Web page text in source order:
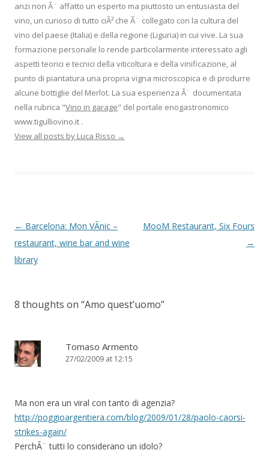
anzi non Ã¨ affatto un esperto ma piuttosto un entusiasta del
vino, un curioso di tutto ciÃ² che Ã¨ collegato con la cultura del
vino del paese (Italia) e della regione (Liguria) in cui vive. La sua
formazione personale lo rende particolarmente interessato agli
aspetti teorici e tecnici della viticoltura e della vinificazione, al
punto di piantatura una propria vigna microscopica e di produrre
alcune bottiglie del Merlot. La sua esperienza Ã¨ documentata
nella rubrica "Vino in garage" del portale enogastronomico
www.tigulliovino.it .
View all posts by Luca Risso →
Post
navigation
← Barcelona: Mon VÃ­nic –
restaurant, wine bar and wine
library
MooM Restaurant, Six Fours
→
8 thoughts on “Amo quest’uomo”
Tomaso Armento
27/02/2009 at 12:15
Ma non era un viral con tanto di agenzia?
http://poggioargentiera.com/blog/2009/01/28/paolo-caorsi-
strikes-again/
PerchÃ¨ tutti lo considerano un idolo?